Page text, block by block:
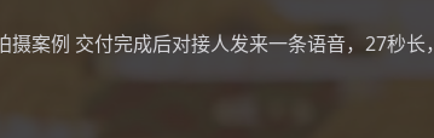
案例 交付完成后对接人发来一条语音，27秒长，